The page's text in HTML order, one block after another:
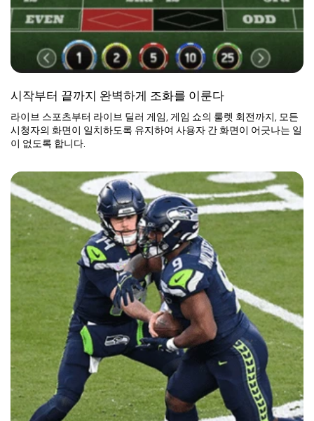
시작부터 끝까지 완벽하게 조화를 이룬다
라이브 스포츠부터 라이브 딜러 게임, 게임 쇼의 룰렛 회전까지, 모든
시청자의 화면이 일치하도록 유지하여 사용자 간 화면이 어긋나는 일
이 없도록 합니다.